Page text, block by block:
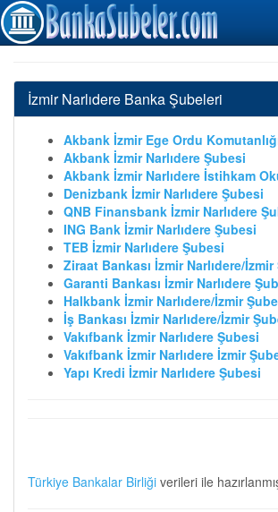
İzmir Narlıdere Banka Şubeleri
Akbank İzmir Ege Ordu
Akbank İzmir Narlıdere Şubesi
Akbank İzmir Narlıdere İstihkam
Denizbank İzmir Narlıdere Şubesi
QNB Finansbank İzmir Narlıdere
ING Bank İzmir Narlıdere Şubesi
TEB İzmir Narlıdere Şubesi
Ziraat Bankası İzmir Narlıdere/
Garanti Bankası İzmir Narlıdere
Halkbank İzmir Narlıdere/İzmir
İş Bankası İzmir Narlıdere/İzmir
Vakıfbank İzmir Narlıdere Şubesi
Vakıfbank İzmir Narlıdere İzmir
Yapı Kredi İzmir Narlıdere Şubesi
Türkiye Bankalar Birliği verileri ile